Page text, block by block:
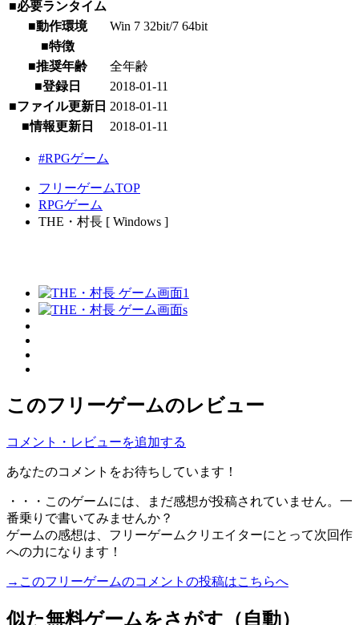
■必要ランタイム
■動作環境
Win 7 32bit/7 64bit
■特徴
■推奨年齢
全年齢
■登録日
2018-01-11
■ファイル更新日 2018-01-11
■情報更新日
2018-01-11
#RPGゲーム
フリーゲームTOP
RPGゲーム
THE・村長 [ Windows ]
このフリーゲームのレビュー
コメント・レビューを追加する
あなたのコメントをお待ちしています！
・・・このゲームには、まだ感想が投稿されていません。一
番乗りで書いてみませんか？
ゲームの感想は、フリーゲームクリエイターにとって次回作
への力になります！
→このフリーゲームのコメントの投稿はこちらへ
似た無料ゲームをさがす（自動）